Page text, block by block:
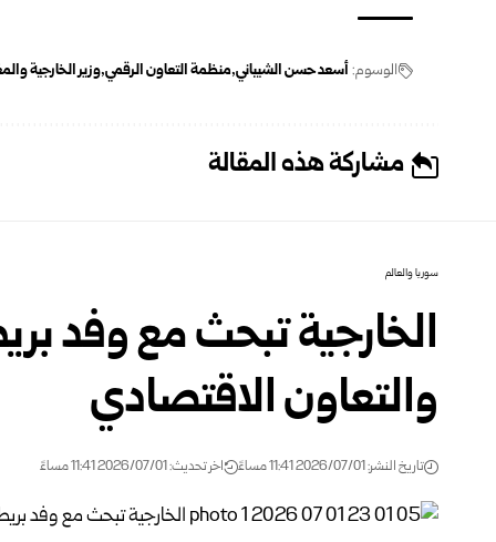
الوسوم: أسعد حسن الشيباني منظمة التعاون الرقمي وزير الخارجية
مشاركة هذه المقالة
سوريا والعالم
الخارجية تبحث مع وفد
والتعاون الاقتصادي
تاريخ النشر: 2026/07/01 11:41 مساءً اخر تحديث: 2026/07/01 11:41 مساءً